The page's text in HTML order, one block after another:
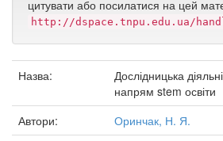
цитувати або посилатися на цей
http://dspace.tnpu.edu.ua/
Назва:
Дослідницька
напрям stem освіти
Автори:
Оринчак, Н. Я.